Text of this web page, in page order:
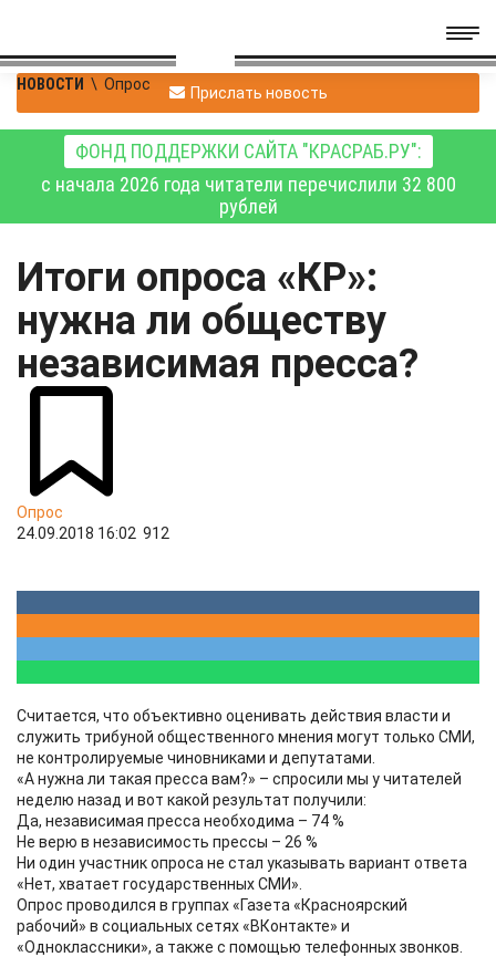
НОВОСТИ \ Опрос Прислать новость
ФОНД ПОДДЕРЖКИ САЙТА "КРАСРАБ.РУ":
с начала 2026 года читатели перечислили 32 800
рублей
Итоги опроса «КР»:
нужна ли обществу
независимая пресса?
Опрос
24.09.2018 16:02 912
Считается, что объективно оценивать действия власти и
служить трибуной общественного мнения могут только СМИ,
не контролируемые чиновниками и депутатами.
«А нужна ли такая пресса вам?» – спросили мы у читателей
неделю назад и вот какой результат получили:
Да, независимая пресса необходима – 74 %
Не верю в независимость прессы – 26 %
Ни один участник опроса не стал указывать вариант ответа
«Нет, хватает государственных СМИ».
Опрос проводился в группах «Газета «Красноярский
рабочий» в социальных сетях «ВКонтакте» и
«Одноклассники», а также с помощью телефонных звонков.